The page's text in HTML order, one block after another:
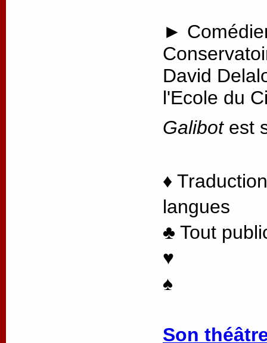
►
David
l'Ecole du
Galibotest
♦
langues
♣ Tout
♥
♠
Son